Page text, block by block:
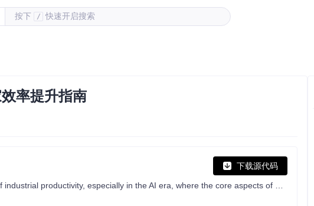
按下 / 快速开启搜索
率提升指南
下载源代码